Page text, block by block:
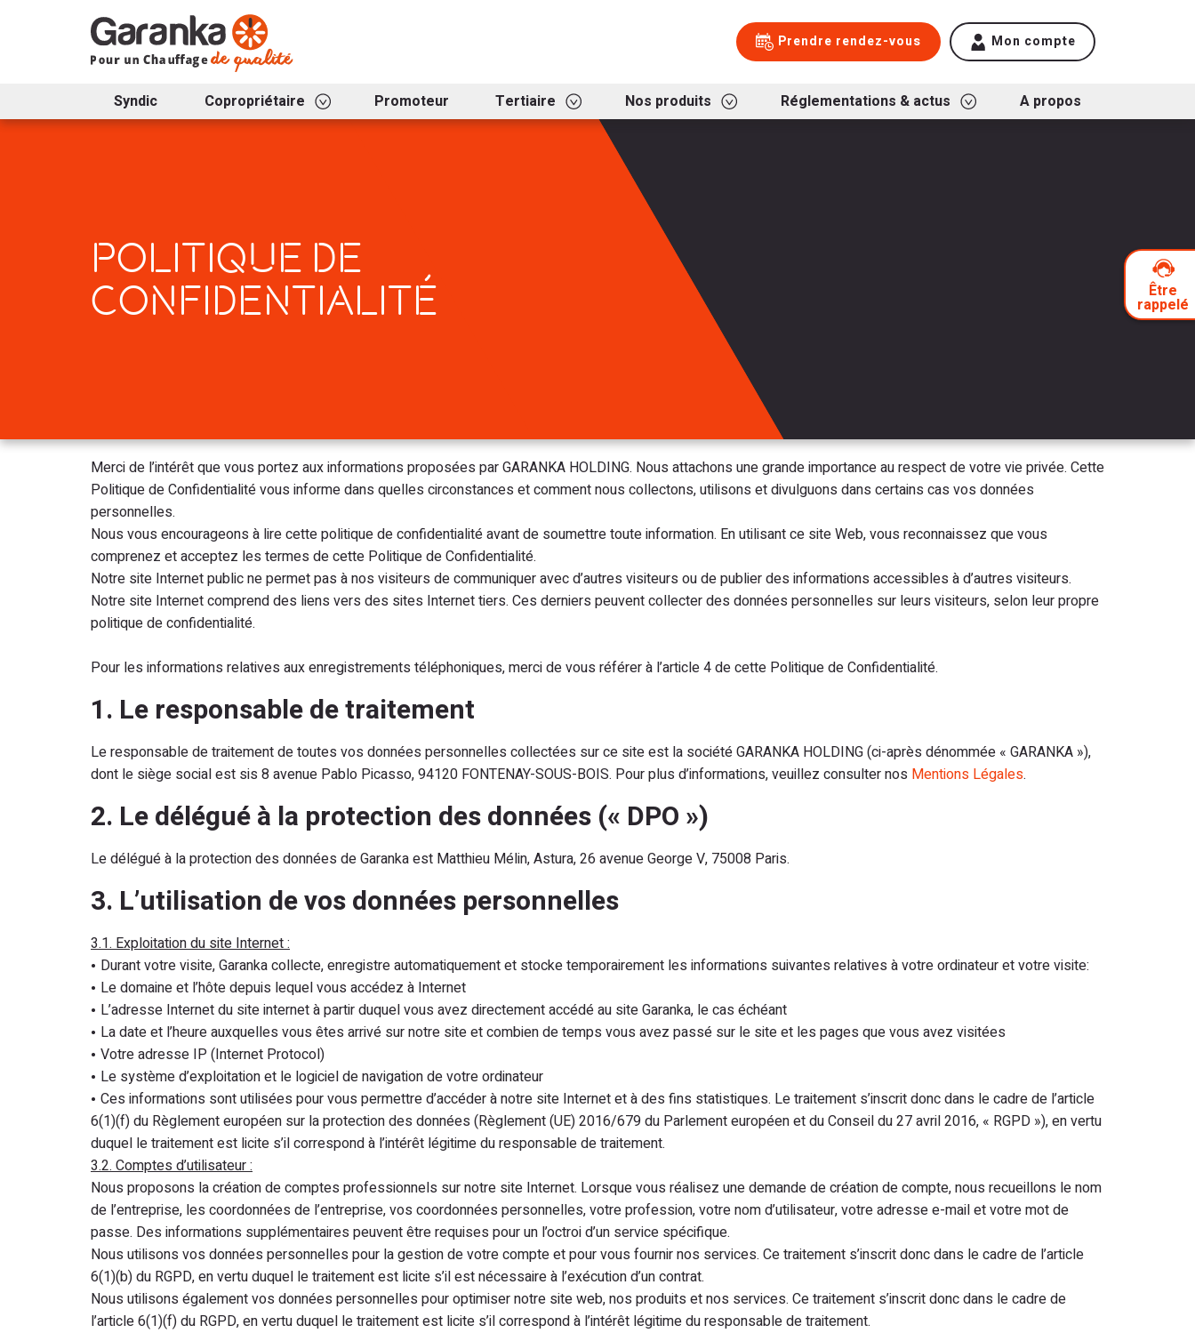
Prendre rendez-vous Mon compte
Syndic Copropriétaire Promoteur Tertiaire Nos produits Réglementations & actus A propos
POLITIQUE DE
CONFIDENTIALITÉ
Merci de l’intérêt que vous portez aux informations proposées par GARANKA HOLDING. Nous attachons une grande importance au respect de votre vie privée. Cette
Politique de Confidentialité vous informe dans quelles circonstances et comment nous collectons, utilisons et divulguons dans certains cas vos données
personnelles.
Nous vous encourageons à lire cette politique de confidentialité avant de soumettre toute information. En utilisant ce site Web, vous reconnaissez que vous
comprenez et acceptez les termes de cette Politique de Confidentialité.
Notre site Internet public ne permet pas à nos visiteurs de communiquer avec d’autres visiteurs ou de publier des informations accessibles à d’autres visiteurs.
Notre site Internet comprend des liens vers des sites Internet tiers. Ces derniers peuvent collecter des données personnelles sur leurs visiteurs, selon leur propre
politique de confidentialité.
Pour les informations relatives aux enregistrements téléphoniques, merci de vous référer à l’article 4 de cette Politique de Confidentialité.
1. Le responsable de traitement
Le responsable de traitement de toutes vos données personnelles collectées sur ce site est la société GARANKA HOLDING (ci-après dénommée « GARANKA »),
dont le siège social est sis 8 avenue Pablo Picasso, 94120 FONTENAY-SOUS-BOIS. Pour plus d’informations, veuillez consulter nos Mentions Légales.
2. Le délégué à la protection des données (« DPO »)
Le délégué à la protection des données de Garanka est Matthieu Mélin, Astura, 26 avenue George V, 75008 Paris.
3. L’utilisation de vos données personnelles
3.1. Exploitation du site Internet :
Durant votre visite, Garanka collecte, enregistre automatiquement et stocke temporairement les informations suivantes relatives à votre ordinateur et votre visite:
Le domaine et l’hôte depuis lequel vous accédez à Internet
L’adresse Internet du site internet à partir duquel vous avez directement accédé au site Garanka, le cas échéant
La date et l’heure auxquelles vous êtes arrivé sur notre site et combien de temps vous avez passé sur le site et les pages que vous avez visitées
Votre adresse IP (Internet Protocol)
Le système d’exploitation et le logiciel de navigation de votre ordinateur
Ces informations sont utilisées pour vous permettre d’accéder à notre site Internet et à des fins statistiques. Le traitement s’inscrit donc dans le cadre de l’article
6(1)(f) du Règlement européen sur la protection des données (Règlement (UE) 2016/679 du Parlement européen et du Conseil du 27 avril 2016, « RGPD »), en vertu
duquel le traitement est licite s’il correspond à l’intérêt légitime du responsable de traitement.
3.2. Comptes d’utilisateur :
Nous proposons la création de comptes professionnels sur notre site Internet. Lorsque vous réalisez une demande de création de compte, nous recueillons le nom
de l’entreprise, les coordonnées de l’entreprise, vos coordonnées personnelles, votre profession, votre nom d’utilisateur, votre adresse e-mail et votre mot de
passe. Des informations supplémentaires peuvent être requises pour un l’octroi d’un service spécifique.
Nous utilisons vos données personnelles pour la gestion de votre compte et pour vous fournir nos services. Ce traitement s’inscrit donc dans le cadre de l’article
6(1)(b) du RGPD, en vertu duquel le traitement est licite s’il est nécessaire à l’exécution d’un contrat.
Nous utilisons également vos données personnelles pour optimiser notre site web, nos produits et nos services. Ce traitement s’inscrit donc dans le cadre de
l’article 6(1)(f) du RGPD, en vertu duquel le traitement est licite s’il correspond à l’intérêt légitime du responsable de traitement.
Être
rappelé